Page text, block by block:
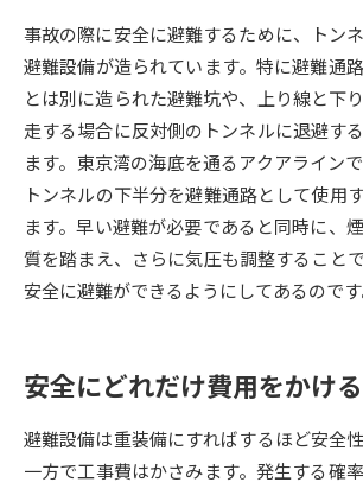
（高3生用）
（高2生用
SELFBRAND特集ページ
オープンキャンパスなどを調べる
オープンキャンパス検索 実施プロ
来場型・Web型イベント特集 夢ナビライブ
受験準備
志望校・出願校を調べる
事故の際に安全に避難するために、トン
避難設備が造られています。特に避難通
とは別に造られた避難坑や、上り線と下
走する場合に反対側のトンネルに退避す
ます。東京湾の海底を通るアクアライン
トンネルの下半分を避難通路として使用
ます。早い避難が必要であると同時に、
質を踏まえ、さらに気圧も調整すること
安全に避難ができるようにしてあるのです
安全にどれだけ費用をかけ
避難設備は重装備にすればするほど安全性
一方で工事費はかさみます。発生する確